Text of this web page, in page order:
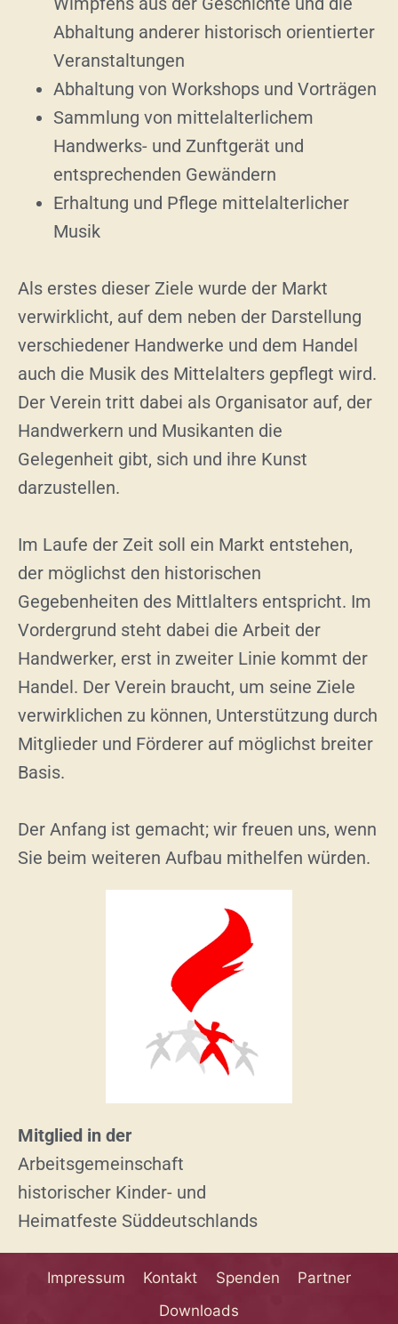
Abhaltung anderer historisch orientierter
Veranstaltungen
Abhaltung von Workshops und Vorträgen
Sammlung von mittelalterlichem
Handwerks- und Zunftgerät und
entsprechenden Gewändern
Erhaltung und Pflege mittelalterlicher
Musik
Als erstes dieser Ziele wurde der Markt
verwirklicht, auf dem neben der Darstellung
verschiedener Handwerke und dem Handel
auch die Musik des Mittelalters gepflegt wird.
Der Verein tritt dabei als Organisator auf, der
Handwerkern und Musikanten die
Gelegenheit gibt, sich und ihre Kunst
darzustellen.
Im Laufe der Zeit soll ein Markt entstehen,
der möglichst den historischen
Gegebenheiten des Mittlalters entspricht. Im
Vordergrund steht dabei die Arbeit der
Handwerker, erst in zweiter Linie kommt der
Handel. Der Verein braucht, um seine Ziele
verwirklichen zu können, Unterstützung durch
Mitglieder und Förderer auf möglichst breiter
Basis.
Der Anfang ist gemacht; wir freuen uns, wenn
Sie beim weiteren Aufbau mithelfen würden.
Mitglied in der
Arbeitsgemeinschaft
historischer Kinder- und
Heimatfeste Süddeutschlands
Impressum Kontakt Spenden
Partner
Downloads